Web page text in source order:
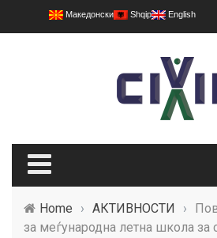
Македонски Shqip English
Home › АКТИВНОСТИ ›
за меѓународна летна школа за